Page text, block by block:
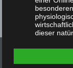
dieser